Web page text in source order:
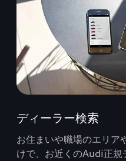
ディーラー検索
お住まいや職場のエリア
けで、お近くのAudi正規